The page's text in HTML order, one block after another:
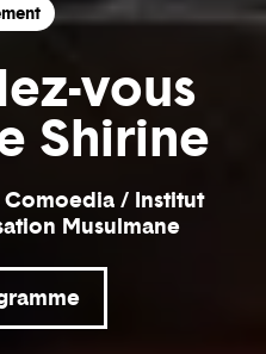
vous
Shirine
/ Institut
Musulmane